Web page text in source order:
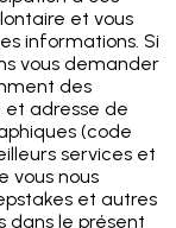
et vous
informations. Si
vous demander
des
et adresse de
(code
services et
vous nous
et autres
dans le présent